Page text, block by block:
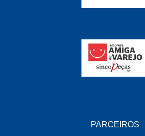
PARCEIROS